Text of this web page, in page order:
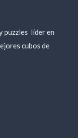
puzzles líder en
cubos de